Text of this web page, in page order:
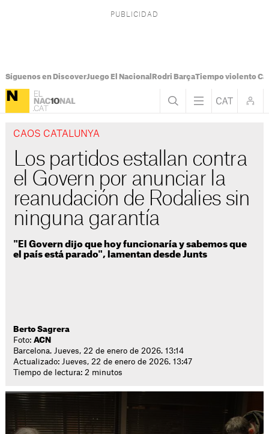
Síguenos en DiscoverJuego El Nacional Rodri BarçaTiempo violento
CAOS CATALUNYA
Los partidos estallan contra
el Govern por anunciar la
reanudación de Rodalies sin
ninguna garantía
"El Govern dijo que hoy funcionaría y sabemos que
el país está parado", lamentan desde Junts
Berto Sagrera
Foto:ACN
Barcelona. Jueves, 22 de enero de 2026. 13:14
Actualizado: Jueves, 22 de enero de 2026. 13:47
Tiempo de lectura: 2 minutos